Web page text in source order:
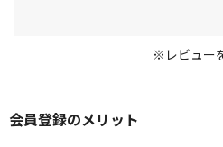
※レビュー
会員登録のメリット